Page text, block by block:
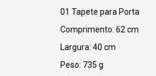
01 Tapete para Porta
Comprimento: 62 cm
Largura: 40 cm
Peso: 735 g